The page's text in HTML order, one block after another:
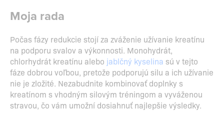
Moja rada
Počas fázy redukcie stojí za zváženie užívanie kreatínu
na podporu svalov a výkonnosti. Monohydrát,
chlorhydrát kreatínu alebo jablčný kyselina sú v tejto
fáze dobrou voľbou, pretože podporujú silu a ich užívanie
nie je zložité. Nezabudnite kombinovať doplnky s
kreatínom s vhodným silovým tréningom a vyváženou
stravou, čo vám umožní dosiahnuť najlepšie výsledky.